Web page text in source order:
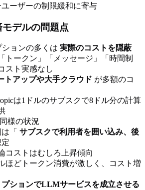
ーザーの制限緩和に寄与
デルの問題点
ョンの多くは 実際のコストを隠蔽
トークン」「メッセージ」「時間制
スト実感なし
トアップや大手クラウド が多額のコ
は1ドルのサブスクで8ドル分の計算
様の状況
「 サブスクで利用者を囲い込み、後
コストはむしろ上昇傾向
ほどトークン消費が激しく、コスト増
プションでLLMサービスを成立させる